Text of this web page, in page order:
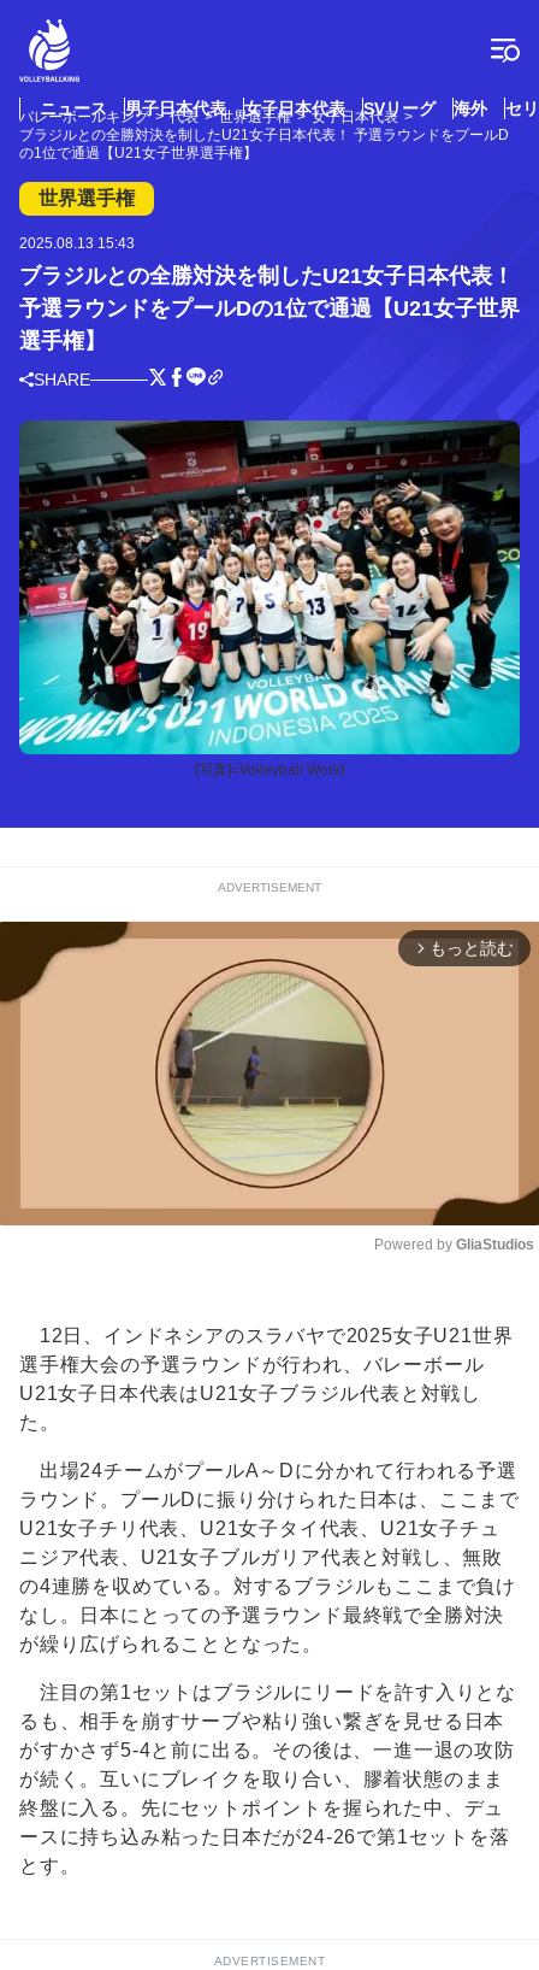
ニュース 男子日本代表 女子日本代表 SVリーグ 海外 セ
バレーボールキング 代表 世界選手権
女子日本代表
ブラジルとの全勝対決を制したU21女子日本代表！ 予選ラウンドをプールD
の1位で通過【U21女子世界選手権】
世界選手権
2025.08.13 15:43
ブラジルとの全勝対決を制したU21女子日本代表！
予選ラウンドをプールDの1位で通過【U21女子世界
選手権】
SHARE
[写真]=Volleyball World
ADVERTISEMENT
arrow_forward_ios もっと読む
Powered by GliaStudios
12日、インドネシアのスラバヤで2025女子U21世界
選手権大会の予選ラウンドが行われ、バレーボール
U21女子日本代表はU21女子ブラジル代表と対戦し
た。
出場24チームがプールA～Dに分かれて行われる予選
ラウンド。プールDに振り分けられた日本は、ここまで
U21女子チリ代表、U21女子タイ代表、U21女子チュ
ニジア代表、U21女子ブルガリア代表と対戦し、無敗
の4連勝を収めている。対するブラジルもここまで負け
なし。日本にとっての予選ラウンド最終戦で全勝対決
が繰り広げられることとなった。
注目の第1セットはブラジルにリードを許す入りとな
るも、相手を崩すサーブや粘り強い繋ぎを見せる日本
がすかさず5-4と前に出る。その後は、一進一退の攻防
が続く。互いにブレイクを取り合い、膠着状態のまま
終盤に入る。先にセットポイントを握られた中、デュ
ースに持ち込み粘った日本だが24-26で第1セットを落
とす。
ADVERTISEMENT